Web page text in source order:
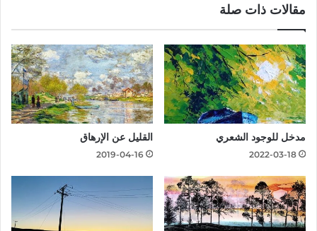
مقالات ذات صلة
مدخل للوجود الشعري
2022-03-18
القليل عن الإرهاق
2019-04-16